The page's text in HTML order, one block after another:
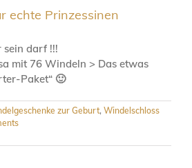
echte Prinzessinen
sein darf !!!
mit 76 Windeln > Das etwas
Paket“ 🙂
zur Geburt, Windelschloss